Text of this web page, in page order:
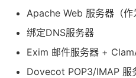
Apache Web 服务器（作
绑定DNS服务器
Exim 邮件服务器 +
Dovecot POP3/IMAP 服